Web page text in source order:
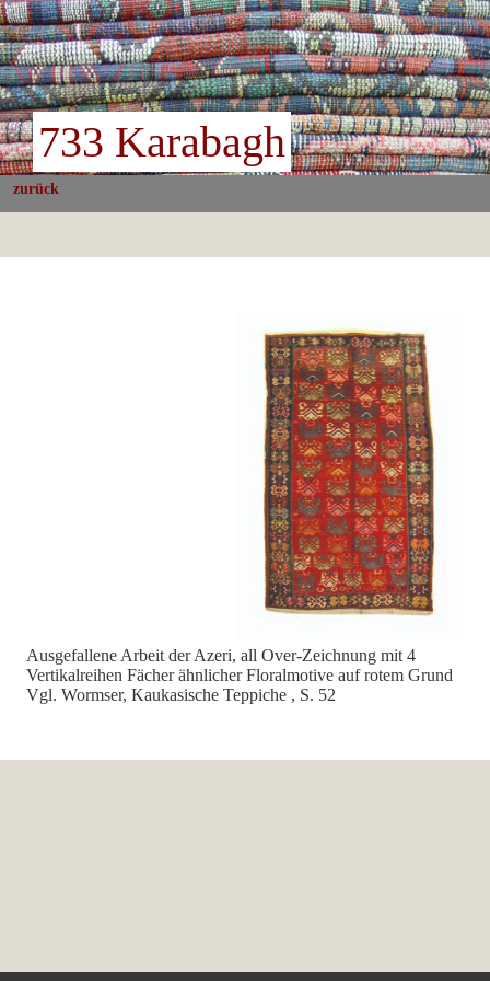
733 Karabagh
zurück
Ausgefallene Arbeit der Azeri, all Over-Zeichnung mit 4
Vertikalreihen Fächer ähnlicher Floralmotive auf rotem Grund
Vgl. Wormser, Kaukasische Teppiche , S. 52